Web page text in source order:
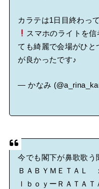
カラテは1日目終わっ
スマホのライトを
ても綺麗で会場がひと
が良かったです♪
— かなみ
今でも閣下が鼻歌歌う
ＢＡＢＹＭＥＴＡＬ
ｌｂｏｙーＲＡＴＡＴ